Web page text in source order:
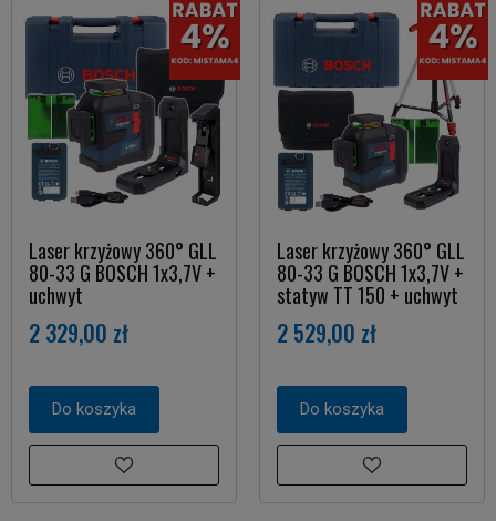
Laser krzyżowy 360° GLL
80-33 G BOSCH 1x3,7V +
uchwyt
2 329,00 zł
Do koszyka
Laser krzyżowy 360° GLL
80-33 G BOSCH 1x3,7V +
statyw TT 150 + uchwyt
2 529,00 zł
Do koszyka